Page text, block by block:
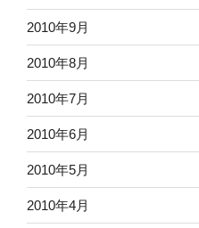
2010年9月
2010年8月
2010年7月
2010年6月
2010年5月
2010年4月